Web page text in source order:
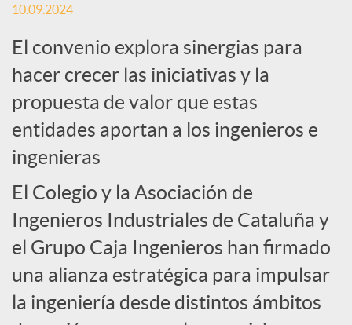
c
i
a
l
e
s
10.09.2024
El convenio explora sinergias para
hacer crecer las iniciativas y la
propuesta de valor que estas
entidades aportan a los ingenieros e
ingenieras
El Colegio y la Asociación de
Ingenieros Industriales de Cataluña y
el Grupo Caja Ingenieros han firmado
una alianza estratégica para impulsar
la ingeniería desde distintos ámbitos